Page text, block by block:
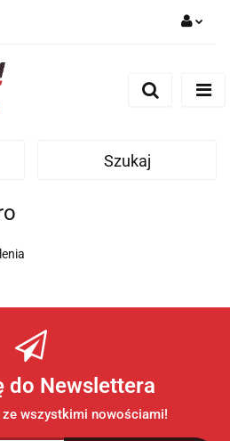
Zarejestruj się
Szukaj
do Newslettera
ze wszystkimi nowościami!